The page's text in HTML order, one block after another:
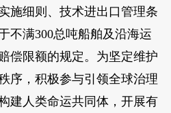
施细则、技术进出口管理条
不满300总吨船舶及沿海运
偿限额的规定。为坚定维护
序，积极参与引领全球治理
建人类命运共同体，开展有